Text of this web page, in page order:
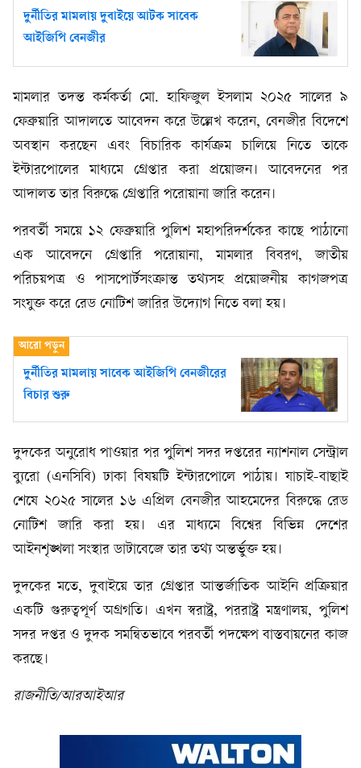
দুর্নীতির মামলায় দুবাইয়ে আটক সাবেক
আইজিপি বেনজীর
মামলার তদন্ত কর্মকর্তা মো. হাফিজুল ইসলাম ২০২৫ সালের ৯
ফেব্রুয়ারি আদালতে আবেদন করে উল্লেখ করেন, বেনজীর বিদেশে
অবস্থান করছেন এবং বিচারিক কার্যক্রম চালিয়ে নিতে তাকে
ইন্টারপোলের মাধ্যমে গ্রেপ্তার করা প্রয়োজন। আবেদনের পর
আদালত তার বিরুদ্ধে গ্রেপ্তারি পরোয়ানা জারি করেন।
পরবর্তী সময়ে ১২ ফেব্রুয়ারি পুলিশ মহাপরিদর্শকের কাছে পাঠানো
এক আবেদনে গ্রেপ্তারি পরোয়ানা, মামলার বিবরণ, জাতীয়
পরিচয়পত্র ও পাসপোর্টসংক্রান্ত তথ্যসহ প্রয়োজনীয় কাগজপত্র
সংযুক্ত করে রেড নোটিশ জারির উদ্যোগ নিতে বলা হয়।
দুর্নীতির মামলায় সাবেক আইজিপি বেনজীরের
বিচার শুরু
দুদকের অনুরোধ পাওয়ার পর পুলিশ সদর দপ্তরের ন্যাশনাল সেন্ট্রাল
ব্যুরো (এনসিবি) ঢাকা বিষয়টি ইন্টারপোলে পাঠায়। যাচাই-বাছাই
শেষে ২০২৫ সালের ১৬ এপ্রিল বেনজীর আহমেদের বিরুদ্ধে রেড
নোটিশ জারি করা হয়। এর মাধ্যমে বিশ্বের বিভিন্ন দেশের
আইনশৃঙ্খলা সংস্থার ডাটাবেজে তার তথ্য অন্তর্ভুক্ত হয়।
দুদকের মতে, দুবাইয়ে তার গ্রেপ্তার আন্তর্জাতিক আইনি প্রক্রিয়ার
একটি গুরুত্বপূর্ণ অগ্রগতি। এখন স্বরাষ্ট্র, পররাষ্ট্র মন্ত্রণালয়, পুলিশ
সদর দপ্তর ও দুদক সমন্বিতভাবে পরবর্তী পদক্ষেপ বাস্তবায়নের কাজ
করছে।
রাজনীতি/আরআইআর